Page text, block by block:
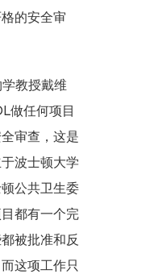
的安全审
教授戴维
做任何项目
审查，这是
波士顿大学
公共卫生委
都有一个完
被批准和反
这项工作只